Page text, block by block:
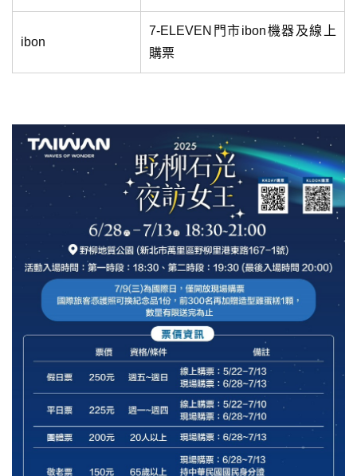
ibon
7-ELEVEN門市ibon機器及線上
購票